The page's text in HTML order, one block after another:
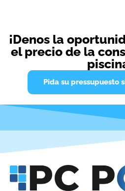
¡Denos la
el precio de la
Pida su pressupuesto